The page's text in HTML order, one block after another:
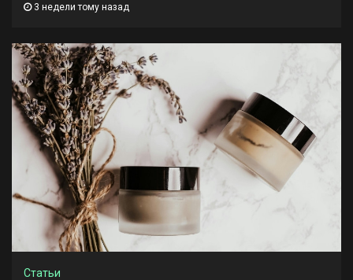
3 недели тому назад
Статьи